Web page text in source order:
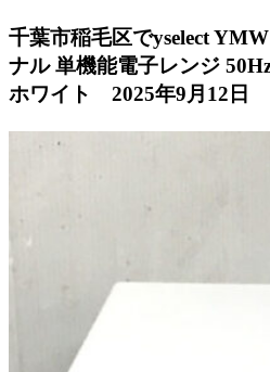
千葉市稲毛区でyselect
ナル 単機能電子レンジ
ホワイト 2025年9月12日